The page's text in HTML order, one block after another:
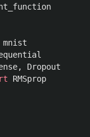
mnist
,
Dropout
RMSprop